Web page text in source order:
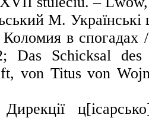
М.
Коломия в
Das Schicksal des
von Titus von